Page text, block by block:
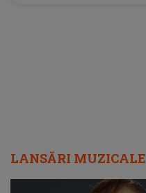
LANSĂRI MUZICALE